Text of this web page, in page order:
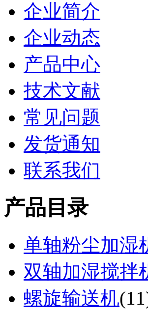
企业简介
企业动态
产品中心
技术文献
常见问题
发货通知
联系我们
产品目录
单轴粉尘加湿
双轴加湿搅拌
螺旋输送机(11